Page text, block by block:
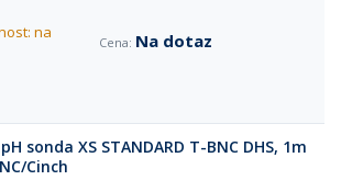
na
Na dotaz
sonda XS STANDARD T-BNC DHS, 1m
Cinch